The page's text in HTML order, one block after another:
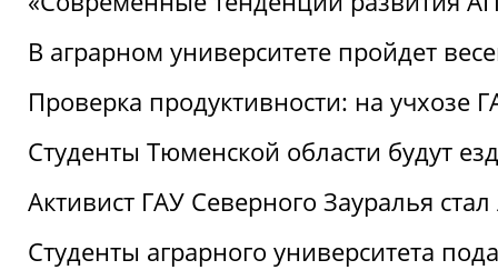
В аграрном университете пройдет
Проверка продуктивности: на учхозе
Студенты Тюменской области будут
Активист ГАУ Северного Зауралья
Студенты аграрного университета